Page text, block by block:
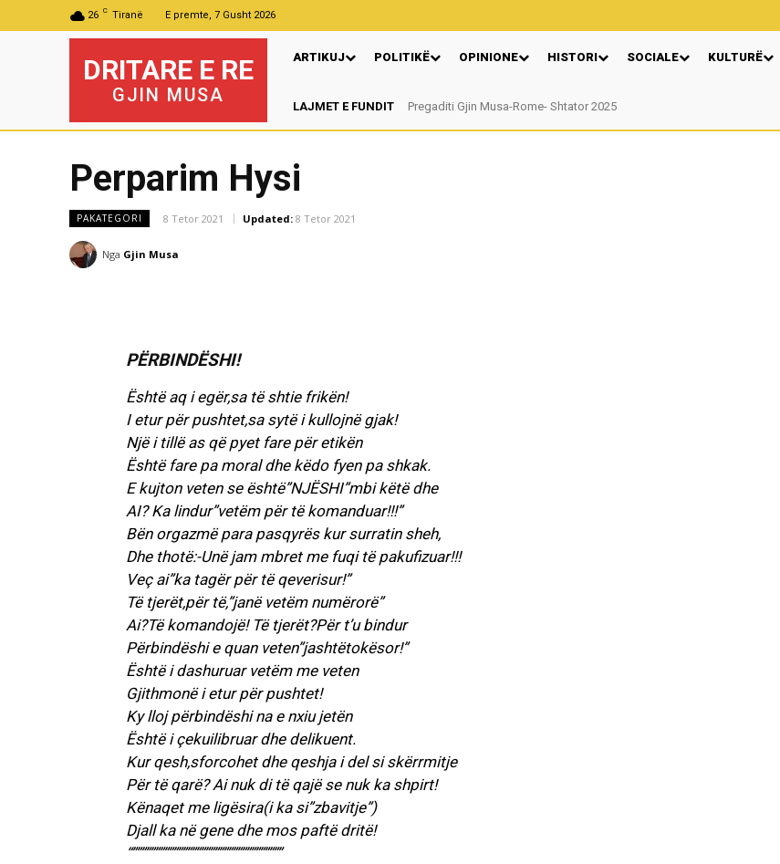
26 C Tiranë E premte, 7 Gusht 2026
DRITARE E RE
GJIN MUSA
ARTIKUJ POLITIKË OPINIONE HISTORI SOCIALE KULTURË
LAJMET E FUNDIT Pregaditi Gjin Musa-Rome- Shtator 2025
Nga: Ndue Dedaj
Perparim Hysi
PAKATEGORI 8 Tetor 2021 Updated: 8 Tetor 2021
Nga Gjin Musa
PËRBINDËSHI!
Është aq i egër,sa të shtie frikën!
I etur për pushtet,sa sytë i kullojnë gjak!
Një i tillë as që pyet fare për etikën
Është fare pa moral dhe këdo fyen pa shkak.
E kujton veten se është”NJËSHI”mbi këtë dhe
AI? Ka lindur”vetëm për të komanduar!!!”
Bën orgazmë para pasqyrës kur surratin sheh,
Dhe thotë:-Unë jam mbret me fuqi të pakufizuar!!!
Veç ai”ka tagër për të qeverisur!”
Të tjerët,për të,”janë vetëm numërorë”
Ai?Të komandojë! Të tjerët?Për t’u bindur
Përbindëshi e quan veten”jashtëtokësor!”
Është i dashuruar vetëm me veten
Gjithmonë i etur për pushtet!
Ky lloj përbindëshi na e nxiu jetën
Është i çekuilibruar dhe delikuent.
Kur qesh,sforcohet dhe qeshja i del si skërrmitje
Për të qarë? Ai nuk di të qajë se nuk ka shpirt!
Kënaqet me ligësira(i ka si”zbavitje”)
Djall ka në gene dhe mos paftë dritë!
“”””””””””””””””””””””””””””””””””